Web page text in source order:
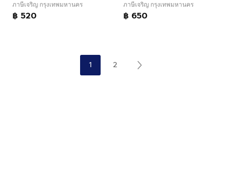
ภาษีเจริญ กรุงเทพมหานคร
฿ 520
ภาษีเจริญ กรุงเทพมหานคร
฿ 650
1 2